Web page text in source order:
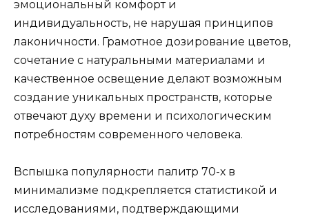
эмоциональный комфорт и
индивидуальность, не нарушая принципов
лаконичности. Грамотное дозирование цветов,
сочетание с натуральными материалами и
качественное освещение делают возможным
создание уникальных пространств, которые
отвечают духу времени и психологическим
потребностям современного человека.
Вспышка популярности палитр 70-х в
минимализме подкрепляется статистикой и
исследованиями, подтверждающими